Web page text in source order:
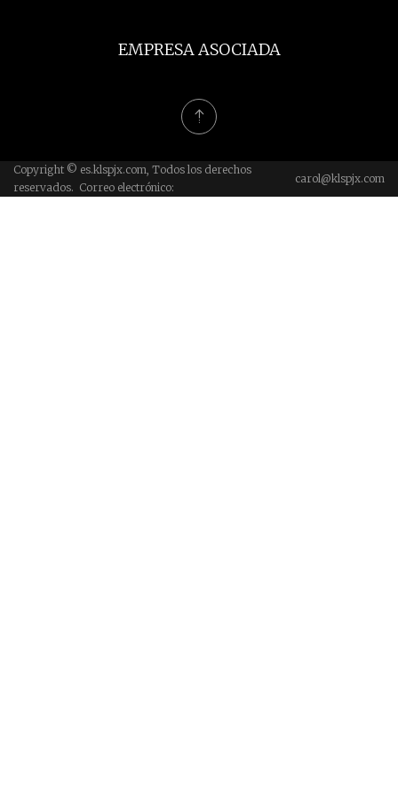
EMPRESA ASOCIADA
Copyright © es.klspjx.com, Todos los derechos
reservados. Correo electrónico:
carol@klspjx.com